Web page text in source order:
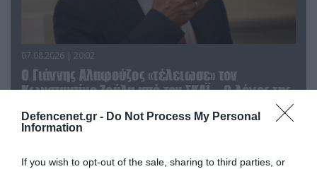
Defencenet.gr - Do Not Process My Personal
Information
If you wish to opt-out of the sale, sharing to third parties, or
07.08.2026 | 20:02
Ο Γιάννης Αλαφούζος «τέλειωσε» τον
Κωνσταντίνο Ζούλα από τον ΣΚΑΪ – Ο λόγος της